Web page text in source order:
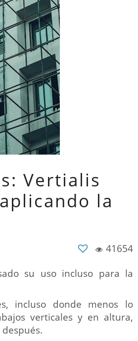
Vertialis
la
41654
su uso incluso para la
incluso donde menos lo
verticales y en altura,